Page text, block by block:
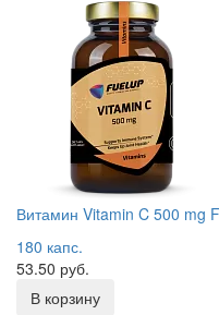
Витамин Vitamin C 500 mg
180 капс.
53.50 руб.
В корзину